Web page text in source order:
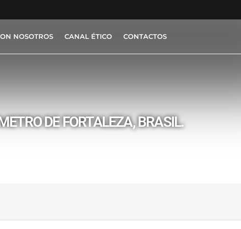
NOSOTROS CANAL ÉTICO CONTACTOS
DE FORTALEZA, BRASIL.